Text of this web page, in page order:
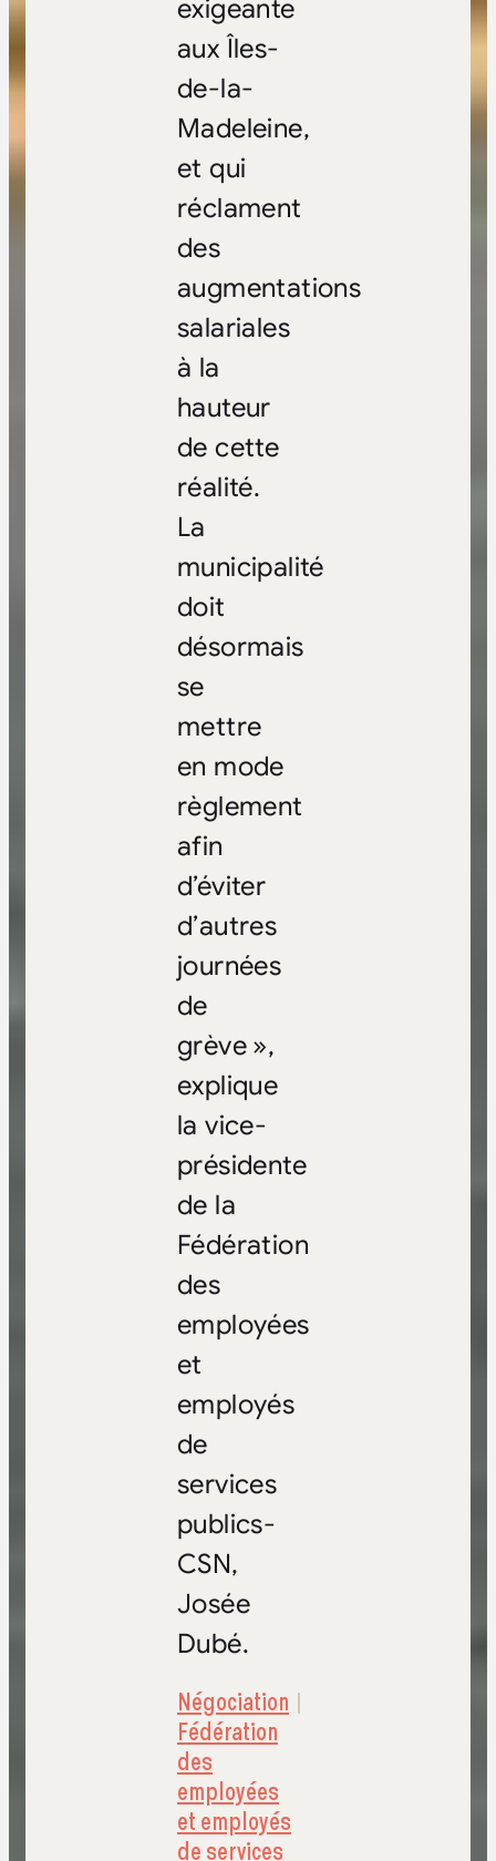
exigeante
aux Îles-
de-la-
Madeleine,
et qui
réclament
des
augmentations
salariales
à la
hauteur
de cette
réalité.
La
municipalité
doit
désormais
se
mettre
en mode
règlement
afin
d’éviter
d’autres
journées
de
grève »,
explique
la vice-
présidente
de la
Fédération
des
employées
et
employés
de
services
publics-
CSN,
Josée
Dubé.
Négociation
Fédération
des
employées
et employés
de services